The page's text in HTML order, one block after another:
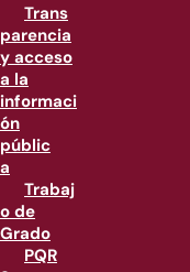
Trans
parencia
y acceso
a la
informaci
ón
públic
a
Trabaj
o de
Grado
PQR